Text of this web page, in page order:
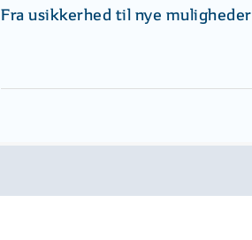
Fra usikkerhed til nye muligheder